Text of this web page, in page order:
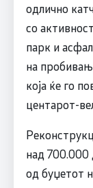
одлично
со
парк и
на
која ќе го
центарот-
над 700.000
од буџетот